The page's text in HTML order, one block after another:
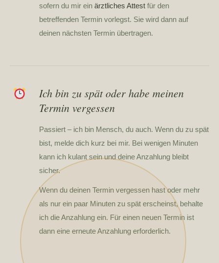
sofern du mir ein ärztliches Attest für den
betreffenden Termin vorlegst. Sie wird dann auf
deinen nächsten Termin übertragen.
Ich bin zu spät oder habe meinen
Termin vergessen
Passiert – ich bin Mensch, du auch. Wenn du zu spät
bist, melde dich kurz bei mir. Bei wenigen Minuten
kann ich kulant sein und deine Anzahlung bleibt
sicher.
Wenn du deinen Termin vergessen hast oder mehr
als nur ein paar Minuten zu spät erscheinst, behalte
ich die Anzahlung ein. Für einen neuen Termin ist
dann eine erneute Anzahlung erforderlich.